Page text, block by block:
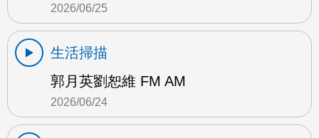
2026/06/25
生活掃描
郭月英劉恕維 FM AM
2026/06/24